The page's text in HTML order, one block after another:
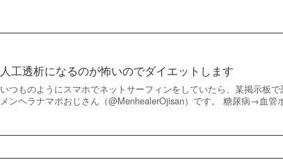
人工透析になるのが怖いのでダイエットします
いつものようにスマホでネットサーフィンをしていたら、某掲示板
メンヘラナマポおじさん（@MenhealerOjisan）です。 糖尿病→血管